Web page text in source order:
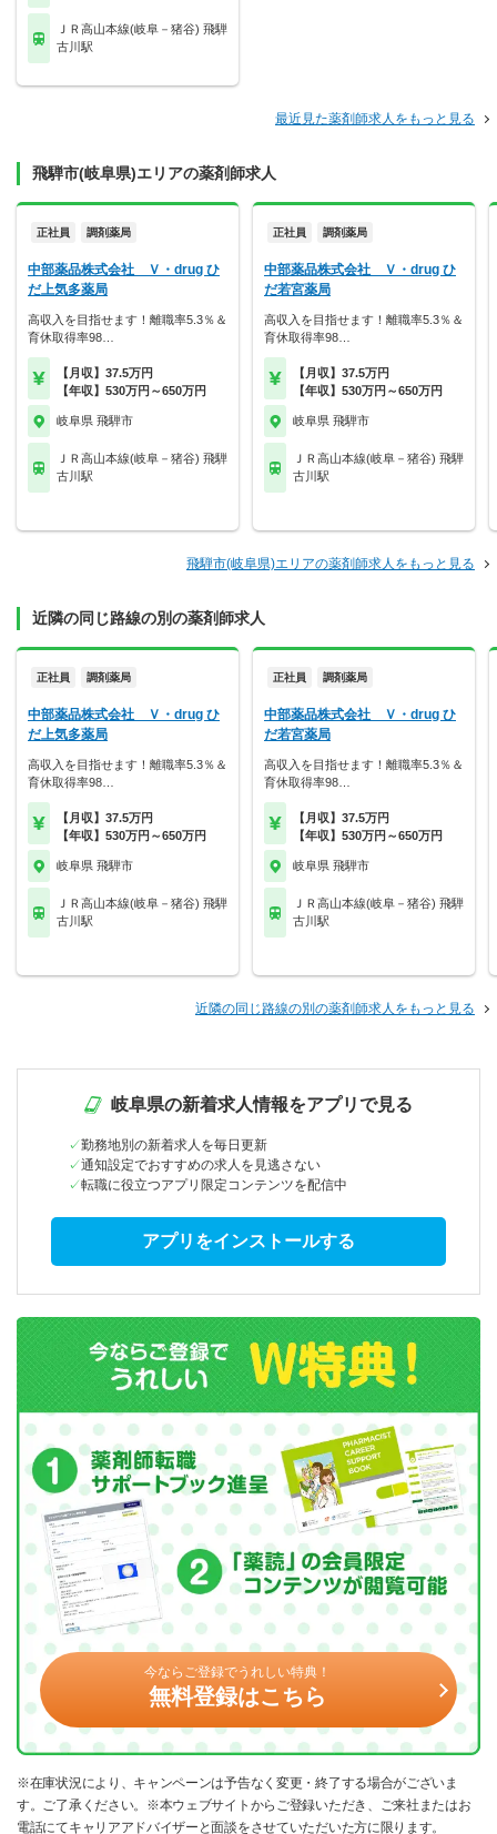
ＪＲ高山本線(岐阜－猪谷) 飛騨
古川駅
最近見た薬剤師求人をもっと見る
飛騨市(岐阜県)エリアの薬剤師求人
正社員 調剤薬局
中部薬品株式会社 Ｖ・drug ひ
だ上気多薬局
高収入を目指せます！離職率5.3％＆
育休取得率98…
【月収】37.5万円
【年収】530万円～650万円
岐阜県 飛騨市
ＪＲ高山本線(岐阜－猪谷) 飛騨
古川駅
正社員 調剤薬局
中部薬品株式会社 Ｖ・drug ひ
だ若宮薬局
高収入を目指せます！離職率5.3％＆
育休取得率98…
【月収】37.5万円
【年収】530万円～650万円
岐阜県 飛騨市
ＪＲ高山本線(岐阜－猪谷) 飛騨
古川駅
飛騨市(岐阜県)エリアの薬剤師求人をもっと見る
近隣の同じ路線の別の薬剤師求人
正社員 調剤薬局
中部薬品株式会社 Ｖ・drug ひ
だ上気多薬局
高収入を目指せます！離職率5.3％＆
育休取得率98…
【月収】37.5万円
【年収】530万円～650万円
岐阜県 飛騨市
ＪＲ高山本線(岐阜－猪谷) 飛騨
古川駅
正社員 調剤薬局
中部薬品株式会社 Ｖ・drug ひ
だ若宮薬局
高収入を目指せます！離職率5.3％＆
育休取得率98…
【月収】37.5万円
【年収】530万円～650万円
岐阜県 飛騨市
ＪＲ高山本線(岐阜－猪谷) 飛騨
古川駅
近隣の同じ路線の別の薬剤師求人をもっと見る
岐阜県の新着求人情報をアプリで見る
勤務地別の新着求人を毎日更新
通知設定でおすすめの求人を見逃さない
転職に役立つアプリ限定コンテンツを配信中
アプリをインストールする
今ならご登録でうれしい特典！
無料登録はこちら
※在庫状況により、キャンペーンは予告なく変更・終了する場合がございま
す。ご了承ください。※本ウェブサイトからご登録いただき、ご来社またはお
電話にてキャリアアドバイザーと面談をさせていただいた方に限ります。